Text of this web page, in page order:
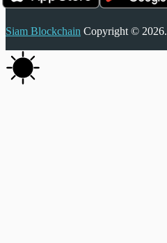
Siam Blockchain Copyright © 2026.